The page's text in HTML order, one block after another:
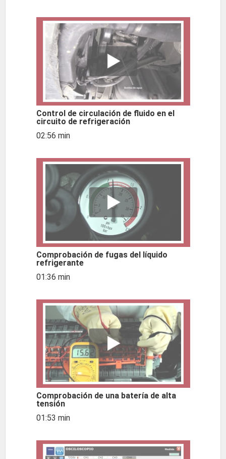
Control de circulación de fluido en el
circuito de refrigeración
02:56 min
Comprobación de fugas del líquido
refrigerante
01:36 min
Comprobación de una batería de alta
tensión
01:53 min